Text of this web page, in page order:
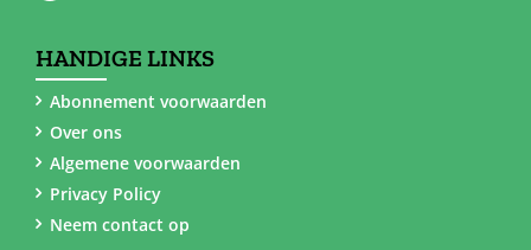
HANDIGE LINKS
Abonnement voorwaarden
Over ons
Algemene voorwaarden
Privacy Policy
Neem contact op